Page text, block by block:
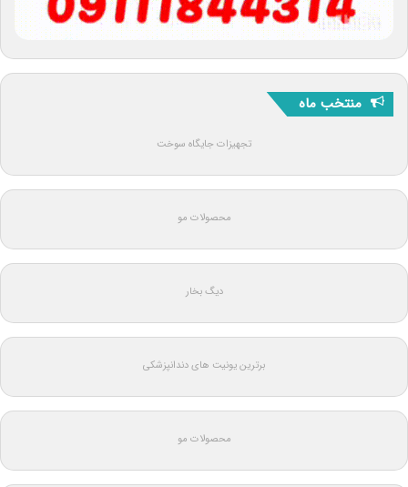
منتخب ماه
تجهیزات جایگاه سوخت
محصولات مو
دیگ بخار
برترین یونیت های دندانپزشکی
محصولات مو